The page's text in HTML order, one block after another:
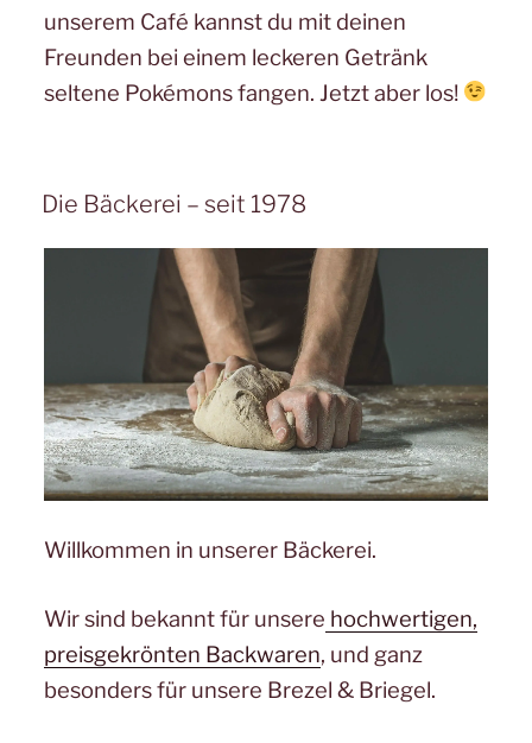
unserem Café kannst du mit deinen
Freunden bei einem leckeren Getränk
seltene Pokémons fangen. Jetzt aber los!
Die Bäckerei – seit 1978
Willkommen in unserer Bäckerei.
Wir sind bekannt für unsere hochwertigen,
preisgekrönten Backwaren, und ganz
besonders für unsere Brezel & Briegel.